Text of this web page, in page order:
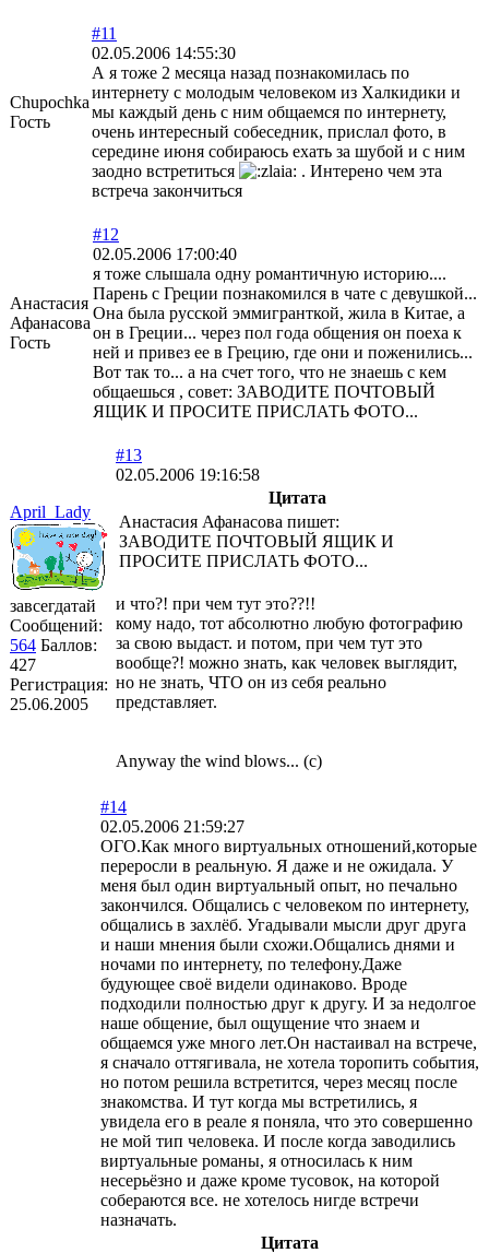
Chupochka
Гость
#11
02.05.2006 14:55:30
А я тоже 2 месяца назад познакомилась по
интернету с молодым человеком из Халкидики и
мы каждый день с ним общаемся по интернету,
очень интересный собеседник, прислал фото, в
середине июня собираюсь ехать за шубой и с ним
заодно встретиться
. Интерено чем эта
встреча закончиться
Анастасия
Афанасова
Гость
#12
02.05.2006 17:00:40
я тоже слышала одну романтичную историю....
Парень с Греции познакомился в чате с девушкой...
Она была русской эммигранткой, жила в Китае, а
он в Греции... через пол года общения он поеха к
ней и привез ее в Грецию, где они и поженились...
Вот так то... а на счет того, что не знаешь с кем
общаешься , совет: ЗАВОДИТЕ ПОЧТОВЫЙ
ЯЩИК И ПРОСИТЕ ПРИСЛАТЬ ФОТО...
April_Lady
завсегдатай
Сообщений:
564 Баллов:
427
Регистрация:
25.06.2005
#13
02.05.2006 19:16:58
Цитата
Анастасия Афанасова пишет:
ЗАВОДИТЕ ПОЧТОВЫЙ ЯЩИК И
ПРОСИТЕ ПРИСЛАТЬ ФОТО...
и что?! при чем тут это??!!
кому надо, тот абсолютно любую фотографию
за свою выдаст. и потом, при чем тут это
вообще?! можно знать, как человек выглядит,
но не знать, ЧТО он из себя реально
представляет.
Anyway the wind blows... (с)
#14
02.05.2006 21:59:27
ОГО.Как много виртуальных отношений,которые
переросли в реальную. Я даже и не ожидала. У
меня был один виртуальный опыт, но печально
закончился. Общались с человеком по интернету,
общались в захлёб. Угадывали мысли друг друга
и наши мнения были схожи.Общались днями и
ночами по интернету, по телефону.Даже
будующее своё видели одинаково. Вроде
подходили полностью друг к другу. И за недолгое
наше общение, был ощущение что знаем и
общаемся уже много лет.Он настаивал на встрече,
я сначало оттягивала, не хотела торопить события,
но потом решила встретится, через месяц после
знакомства. И тут когда мы встретились, я
увидела его в реале я поняла, что это совершенно
не мой тип человека. И после когда заводились
виртуальные романы, я относилась к ним
несерьёзно и даже кроме тусовок, на которой
собераются все. не хотелось нигде встречи
назначать.
Цитата